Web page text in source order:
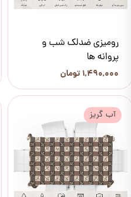
رومیزی ضدلک شب و
پروانه ها
۱,۴۹۰,۰۰۰ تومان
آب گریز